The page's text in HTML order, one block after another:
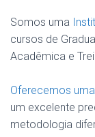
Somos uma
cursos de
Acadêmica e
Oferecemos
um excelente
metodologia